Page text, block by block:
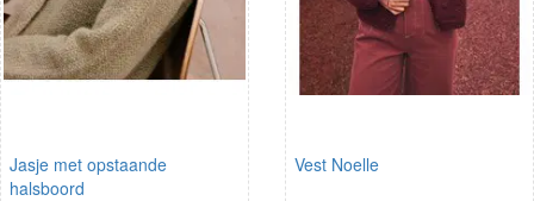
Jasje met opstaande
halsboord
Vest Noelle